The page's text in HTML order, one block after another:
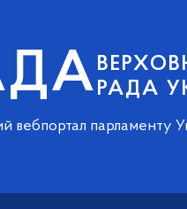
РАДА
вебпортал парламенту